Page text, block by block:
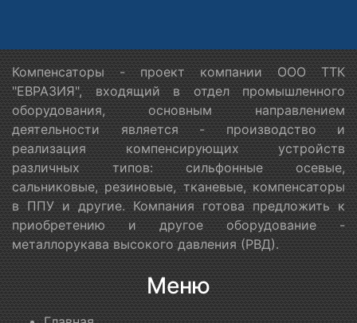
Компенсаторы - проект компании ООО ТТК
"ЕВРАЗИЯ", входящий в отдел промышленного
оборудования, основным направлением
деятельности является - производство и
реализация компенсирующих устройств
различных типов: сильфонные осевые,
сальниковые, резиновые, тканевые, компенсаторы
в ППУ и другие. Компания готова предложить к
приобретению и другое оборудование -
металлорукава высокого давления (РВД).
Меню